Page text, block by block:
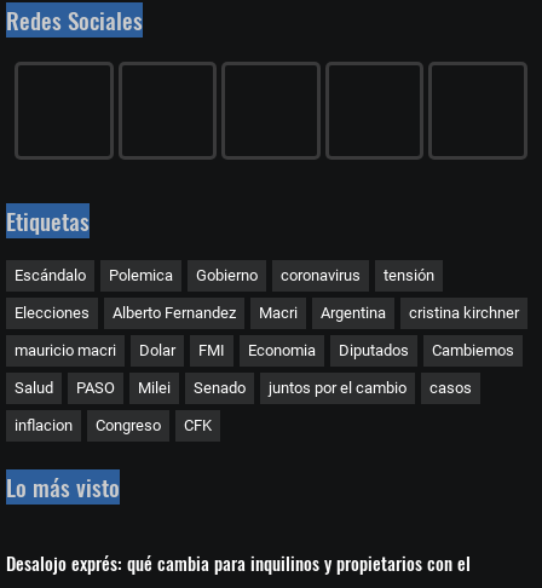
Redes Sociales
Etiquetas
Escándalo Polemica Gobierno coronavirus tensión
Elecciones Alberto Fernandez Macri Argentina cristina kirchner
mauricio macri Dolar FMI Economia Diputados Cambiemos
Salud PASO Milei Senado juntos por el cambio casos
inflacion Congreso CFK
Lo más visto
Desalojo exprés: qué cambia para inquilinos y propietarios con el